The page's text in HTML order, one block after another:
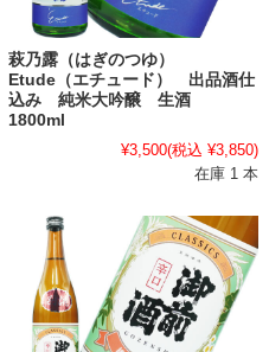
萩乃露（はぎのつゆ）
Etude（エチュード） 出品酒仕
込み 純米大吟醸 生酒
1800ml
¥3,500(税込 ¥3,850)
在庫 1 本